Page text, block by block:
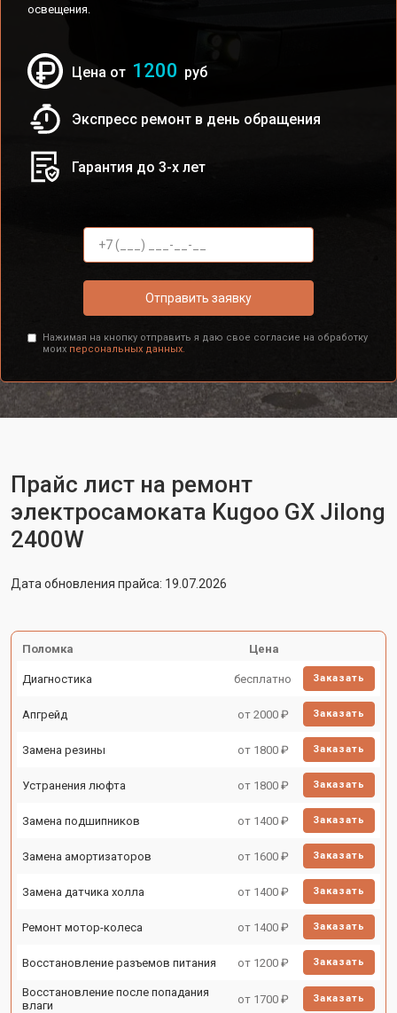
освещения.
Цена от 1200 руб
Экспресс ремонт в день обращения
Гарантия до 3-х лет
Отправить заявку
Нажимая на кнопку отправить я даю свое согласие на обработку
моих персональных данных.
Прайс лист на ремонт
электросамоката Kugoo GX Jilong
2400W
Дата обновления прайса: 19.07.2026
Поломка Цена
Диагностика бесплатно Заказать
Апгрейд от 2000 ₽ Заказать
Замена резины от 1800 ₽ Заказать
Устранения люфта от 1800 ₽ Заказать
Замена подшипников от 1400 ₽ Заказать
Замена амортизаторов от 1600 ₽ Заказать
Замена датчика холла от 1400 ₽ Заказать
Ремонт мотор-колеса от 1400 ₽ Заказать
Восстановление разъемов питания от 1200 ₽ Заказать
Восстановление после попадания
влаги
от 1700 ₽ Заказать